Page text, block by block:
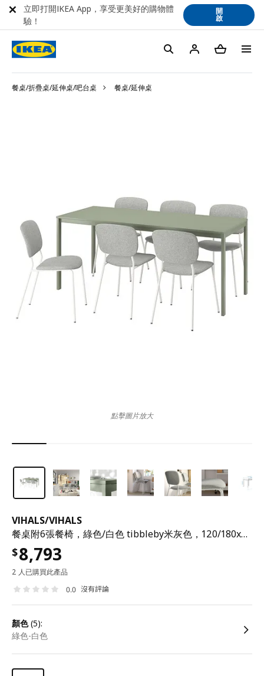
餐桌/折疊桌/延伸桌/吧台桌 餐桌/延伸桌
VIHALS/VIHALS
餐桌附6張餐椅，綠色/白色 tibbleby米灰色，120/180x74 公分
$8,793
2 人已購買此產品
0.0 沒有評論
顏色(5):
綠色-白色
點擊圖片放大
立即打開IKEA App，享受更美好的購物體
驗！
開
啟